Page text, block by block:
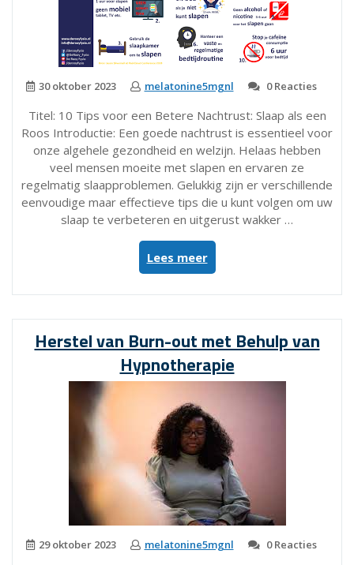
30 oktober 2023 melatonine5mgnl 0 Reacties
Titel: 10 Tips voor een Betere Nachtrust: Slaap als een
Roos Introductie: Een goede nachtrust is essentieel voor
onze algehele gezondheid en welzijn. Helaas hebben
veel mensen moeite met slapen en ervaren ze
regelmatig slaapproblemen. Gelukkig zijn er verschillende
eenvoudige maar effectieve tips die u kunt volgen om uw
slaap te verbeteren en uitgerust wakker …
Lees meer“10
Handige
Slapentips
Betere
Nachtrust”
Herstel van Burn-out met Behulp van
Hypnotherapie
29 oktober 2023 melatonine5mgnl 0 Reacties